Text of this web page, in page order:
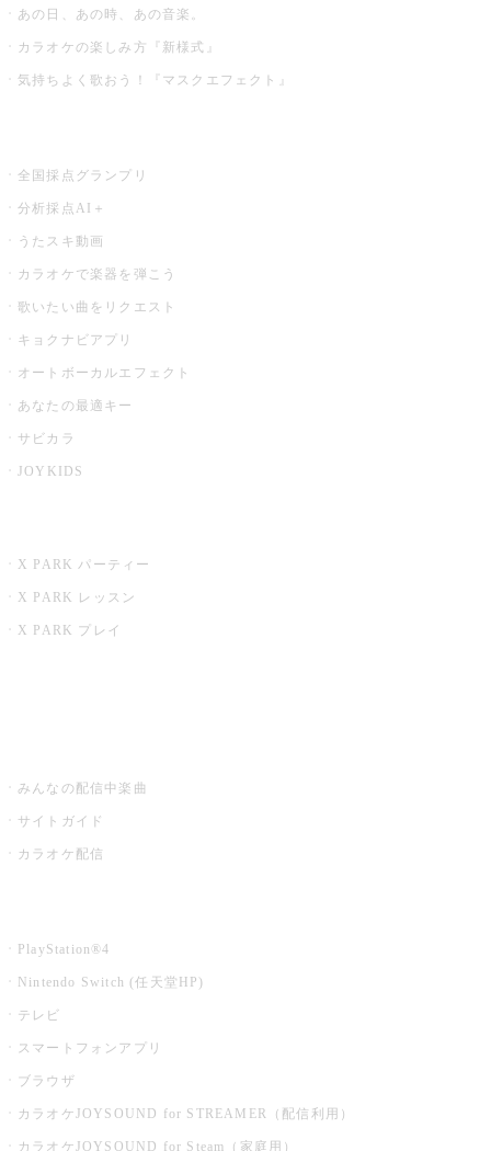
あの日、あの時、あの音楽。
カラオケの楽しみ方『新様式』
気持ちよく歌おう！『マスクエフェクト』
全国採点グランプリ
分析採点AI＋
うたスキ動画
カラオケで楽器を弾こう
歌いたい曲をリクエスト
キョクナビアプリ
オートボーカルエフェクト
あなたの最適キー
サビカラ
JOYKIDS
X PARK パーティー
X PARK レッスン
X PARK プレイ
みんなの配信中楽曲
サイトガイド
カラオケ配信
PlayStation®4
Nintendo Switch (任天堂HP)
テレビ
スマートフォンアプリ
ブラウザ
カラオケJOYSOUND for STREAMER（配信利用）
カラオケJOYSOUND for Steam（家庭用）